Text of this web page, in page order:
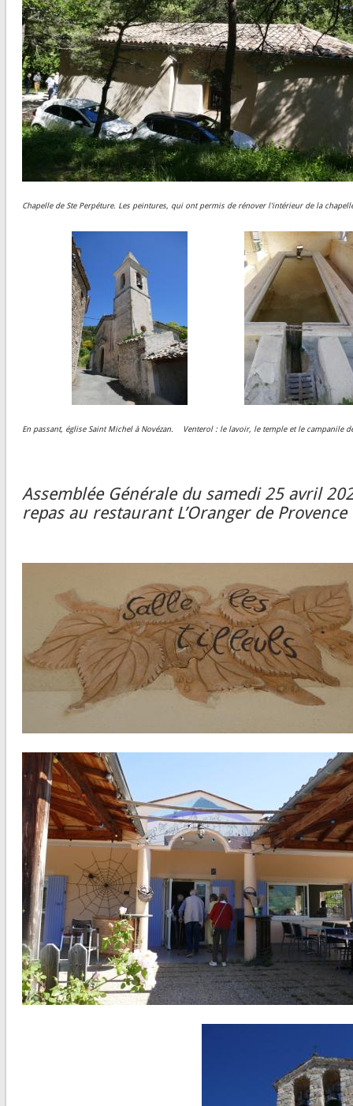
Chapelle de Ste Perpéture. Les peintures, qui ont permis de rénover l'intérieur de la
En passant, église Saint Michel à Novézan. Venterol : le lavoir, le temple et le campanile
Assemblée Générale du samedi 25 avril
repas au restaurant L’Oranger de